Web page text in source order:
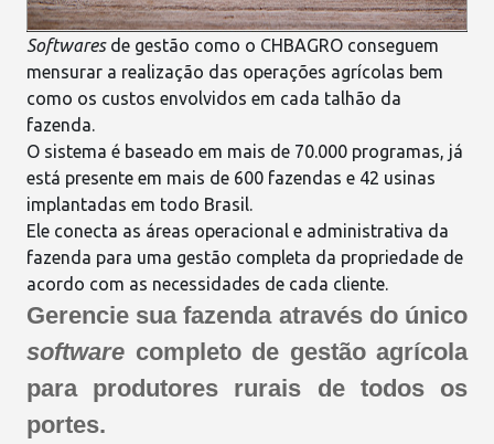
Softwaresde gestão como o CHBAGRO conseguem
mensurar a realização das operações agrícolas bem
como os custos envolvidos em cada talhão da
fazenda
O sistema é baseado em mais de 70.000 programas, já
está presente em mais de 600 fazendas e 42 usinas
implantadas em todo Brasil.
Ele conecta as áreas operacional e administrativa da
fazenda para uma gestão completa da propriedade de
acordo com as necessidades de cada cliente.
Gerencie sua fazenda através do único
software completo de gestão agrícola
para produtores rurais de todos os
portes.